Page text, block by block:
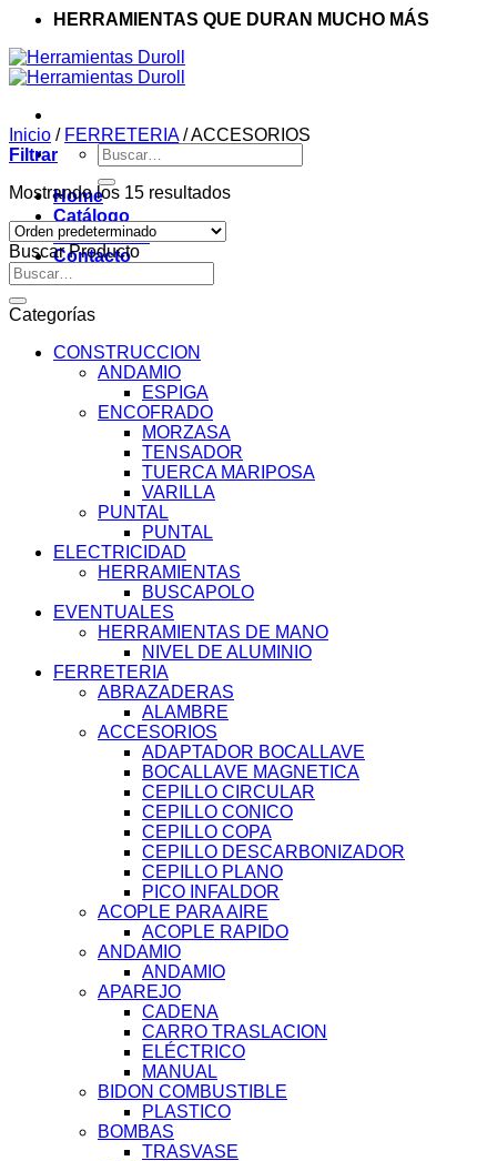
HERRAMIENTAS QUE DURAN MUCHO MÁS
Buscar
por:
Home
Catálogo
Novedades
Contacto
Inicio / FERRETERIA /ACCESORIOS
Filtrar
Mostrando los 15 resultados
Buscar Producto
Buscar
por:
Categorías
CONSTRUCCION
ANDAMIO
ESPIGA
ENCOFRADO
MORZASA
TENSADOR
TUERCA MARIPOSA
VARILLA
PUNTAL
PUNTAL
ELECTRICIDAD
HERRAMIENTAS
BUSCAPOLO
EVENTUALES
HERRAMIENTAS DE MANO
NIVEL DE ALUMINIO
FERRETERIA
ABRAZADERAS
ALAMBRE
ACCESORIOS
ADAPTADOR BOCALLAVE
BOCALLAVE MAGNETICA
CEPILLO CIRCULAR
CEPILLO CONICO
CEPILLO COPA
CEPILLO DESCARBONIZADOR
CEPILLO PLANO
PICO INFALDOR
ACOPLE PARA AIRE
ACOPLE RAPIDO
ANDAMIO
ANDAMIO
APAREJO
CADENA
CARRO TRASLACION
ELÉCTRICO
MANUAL
BIDON COMBUSTIBLE
PLASTICO
BOMBAS
TRASVASE